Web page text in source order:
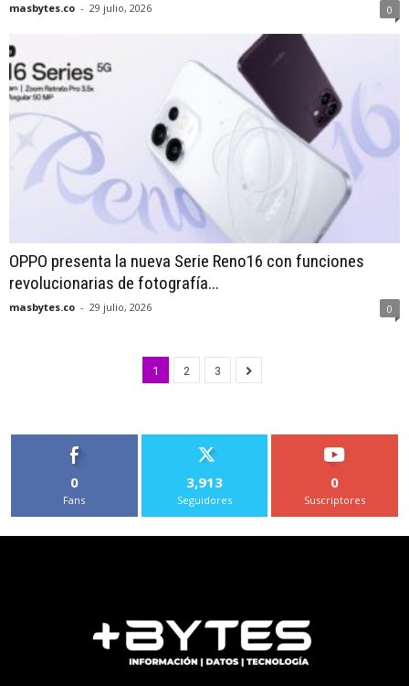
masbytes.co - 29 julio, 2026 0
OPPO presenta la nueva Serie Reno16 con funciones
revolucionarias de fotografía...
masbytes.co - 29 julio, 2026 0
1 2 3
0
Fans
3,913
Seguidores
0
Suscriptores